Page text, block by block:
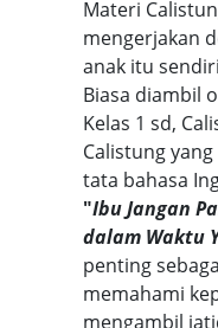
Materi
mengerjakan
anak itu
Biasa diambil
Kelas 1 sd,
Calistung
tata bahasa
"Ibu Jangan
dalam Waktu
penting
memahami
mengambil